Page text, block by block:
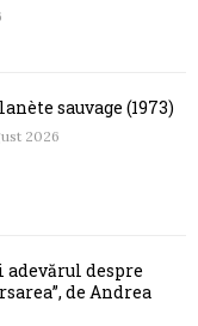
sauvage (1973)
2026
adevărul despre
de Andrea